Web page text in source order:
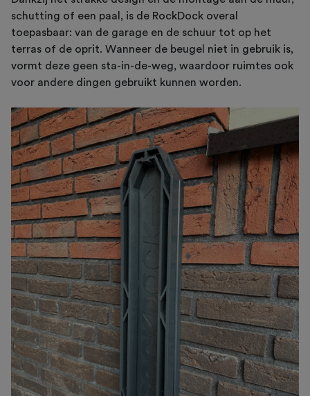
schutting of een paal, is de RockDock overal
toepasbaar: van de garage en de schuur tot op het
terras of de oprit. Wanneer de beugel niet in gebruik is,
vormt deze geen sta-in-de-weg, waardoor ruimtes ook
voor andere dingen gebruikt kunnen worden.